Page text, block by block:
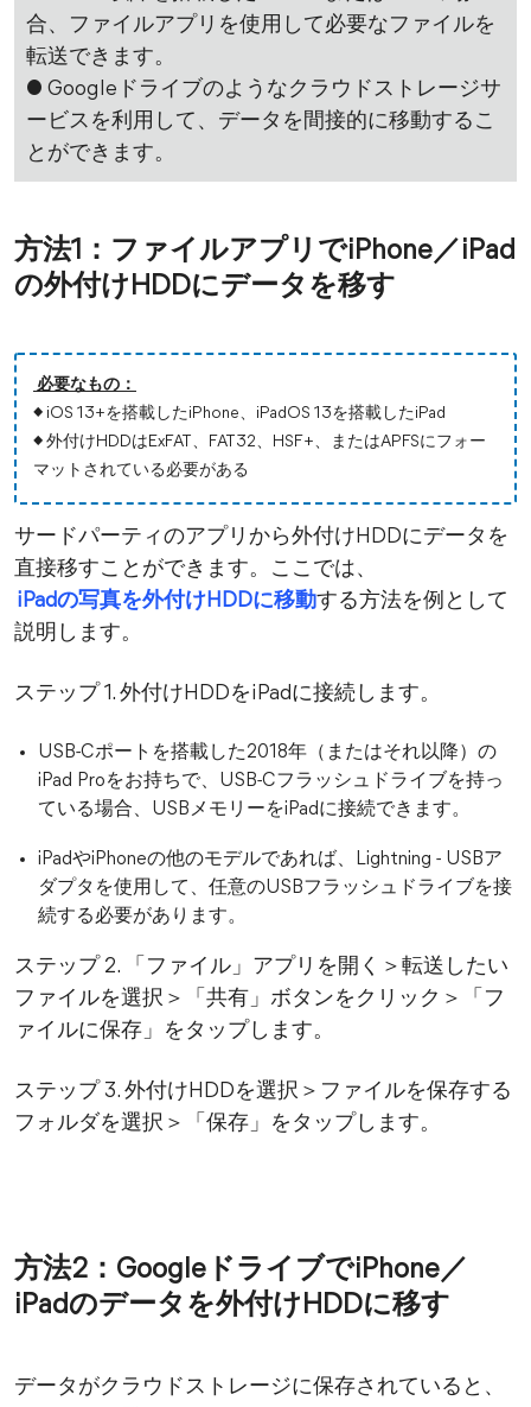
合、ファイルアプリを使用して必要なファイルを
転送できます。
● Googleドライブのようなクラウドストレージサ
ービスを利用して、データを間接的に移動するこ
とができます。
方法1：ファイルアプリでiPhone／iPad
の外付けHDDにデータを移す
必要なもの：
◆ iOS 13+を搭載したiPhone、iPadOS 13を搭載したiPad
◆ 外付けHDDはExFAT、FAT32、HSF+、またはAPFSにフォー
マットされている必要がある
サードパーティのアプリから外付けHDDにデータを
直接移すことができます。ここでは、
iPadの写真を外付けHDDに移動する方法を例として
説明します。
ステップ 1. 外付けHDDをiPadに接続します。
USB-Cポートを搭載した2018年（またはそれ以降）の
iPad Proをお持ちで、USB-Cフラッシュドライブを持っ
ている場合、USBメモリーをiPadに接続できます。
iPadやiPhoneの他のモデルであれば、Lightning - USBア
ダプタを使用して、任意のUSBフラッシュドライブを接
続する必要があります。
ステップ 2. 「ファイル」アプリを開く＞転送したい
ファイルを選択＞「共有」ボタンをクリック＞「フ
ァイルに保存」をタップします。
ステップ 3. 外付けHDDを選択＞ファイルを保存する
フォルダを選択＞「保存」をタップします。
方法2：GoogleドライブでiPhone／
iPadのデータを外付けHDDに移す
データがクラウドストレージに保存されていると、